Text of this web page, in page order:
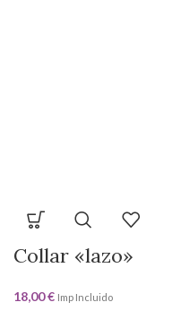
Collar «lazo»
18,00€ Imp Incluido